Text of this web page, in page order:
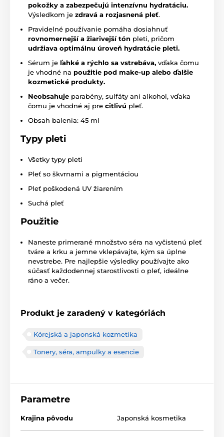
pokožky a zabezpečujú intenzívnu hydratáciu.
Výsledkom je zdravá a rozjasnená pleť.
Pravidelné používanie pomáha dosiahnuť
rovnomernejší a žiarivejší tón pleti, pričom
udržiava optimálnu úroveň hydratácie pleti.
Sérum je ľahké a rýchlo sa vstrebáva, vďaka čomu
je vhodné na použitie pod make-up alebo ďalšie
kozmetické produkty.
Neobsahuje parabény, sulfáty ani alkohol, vďaka
čomu je vhodné aj pre citlivú pleť.
Obsah balenia: 45 ml
Typy pleti
Všetky typy pleti
Pleť so škvrnami a pigmentáciou
Pleť poškodená UV žiarením
Suchá pleť
Použitie
Naneste primerané množstvo séra na vyčistenú pleť
tváre a krku a jemne vklepávajte, kým sa úplne
nevstrebe. Pre najlepšie výsledky používajte ako
súčasť každodennej starostlivosti o pleť, ideálne
ráno a večer.
Produkt je zaradený v kategóriách
Kórejská a japonská kozmetika
Tonery, séra, ampulky a esencie
Parametre
Krajina pôvodu Japonská kosmetika